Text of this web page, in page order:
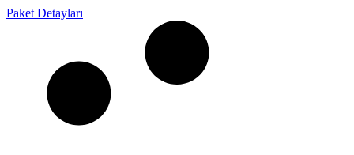
Paket Detayları